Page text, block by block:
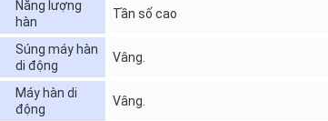
Năng lượng
hàn
Tần số cao
Súng máy hàn
di động
Vâng.
Máy hàn di
động
Vâng.